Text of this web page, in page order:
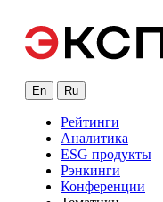
En Ru
Рейтинги
Аналитика
ESG продукты
Рэнкинги
Конференции